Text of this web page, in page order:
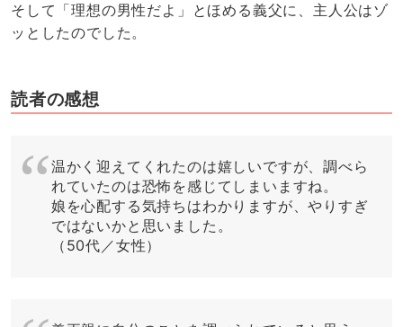
そして「理想の男性だよ」とほめる義父に、主人公はゾ
ッとしたのでした。
読者の感想
温かく迎えてくれたのは嬉しいですが、調べら
れていたのは恐怖を感じてしまいますね。
娘を心配する気持ちはわかりますが、やりすぎ
ではないかと思いました。
（50代／女性）